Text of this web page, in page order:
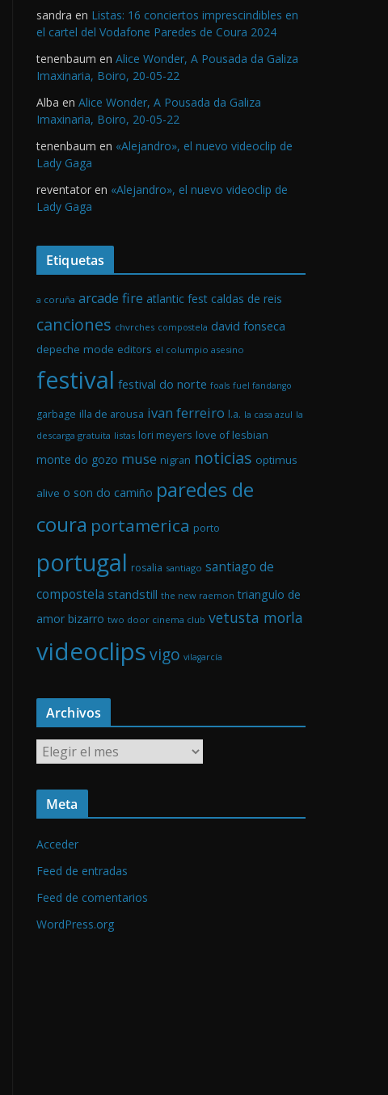
sandra en Listas: 16 conciertos imprescindibles en
el cartel del Vodafone Paredes de Coura 2024
tenenbaum en Alice Wonder, A Pousada da Galiza
Imaxinaria, Boiro, 20-05-22
Alba en Alice Wonder, A Pousada da Galiza
Imaxinaria, Boiro, 20-05-22
tenenbaum en «Alejandro», el nuevo videoclip de
Lady Gaga
reventator en «Alejandro», el nuevo videoclip de
Lady Gaga
Etiquetas
a coruña arcade fire atlantic fest caldas de reis
canciones chvrches compostela david fonseca
depeche mode editors el columpio asesino
festival festival do norte foals fuel fandango
garbage illa de arousa ivan ferreiro l.a. la casa azul la
descarga gratuita listas lori meyers love of lesbian
monte do gozo muse nigran noticias optimus
alive o son do camiño paredes de
coura portamerica porto
portugal rosalia santiago santiago de
compostela standstill the new raemon triangulo de
amor bizarro two door cinema club vetusta morla
videoclipsvigo vilagarcía
Archivos
c
v
o
s
Meta
Acceder
Feed de entradas
Feed de comentarios
WordPress.org